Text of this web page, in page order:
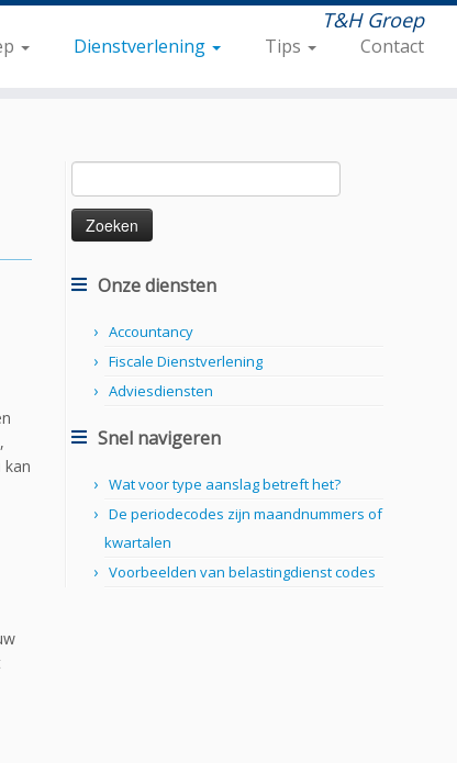
T&H Groep
Dienstverlening Tips Contact
kan
Zoeken
naar:
Onze diensten
Accountancy
Fiscale Dienstverlening
Adviesdiensten
Snel navigeren
Wat voor type aanslag betreft het?
De periodecodes zijn maandnummers of
kwartalen
Voorbeelden van belastingdienst codes